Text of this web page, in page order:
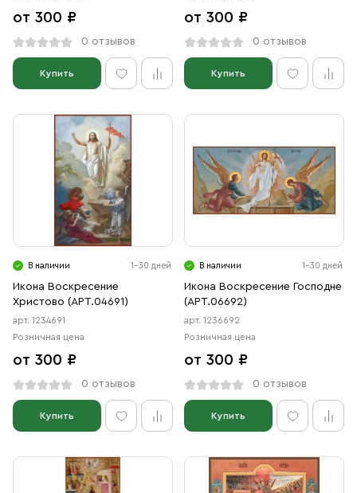
от 300 ₽
0 отзывов
Купить
от 300 ₽
0 отзывов
Купить
В наличии 1-30 дней
Икона Воскресение
Христово (АРТ.04691)
арт. 1234691
Розничная цена
от 300 ₽
0 отзывов
Купить
В наличии 1-30 дней
Икона Воскресение Господне
(АРТ.06692)
арт. 1236692
Розничная цена
от 300 ₽
0 отзывов
Купить